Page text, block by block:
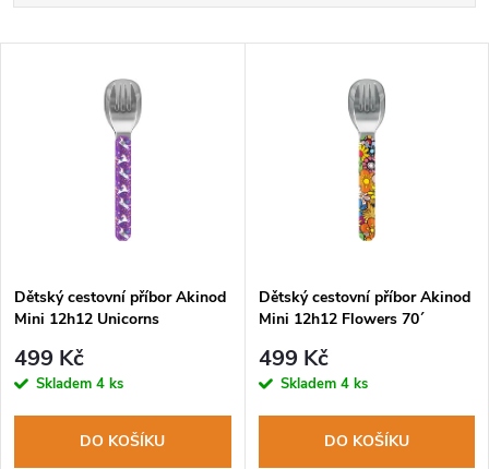
a
p
r
o
s
p
r
Dětský cestovní příbor Akinod
Mini 12h12 Unicorns
499 Kč
Skladem 4 ks
DO KOŠÍKU
Dětský cestovní příbor Akinod
Mini 12h12 Flowers 70´
499 Kč
Skladem 4 ks
DO KOŠÍKU